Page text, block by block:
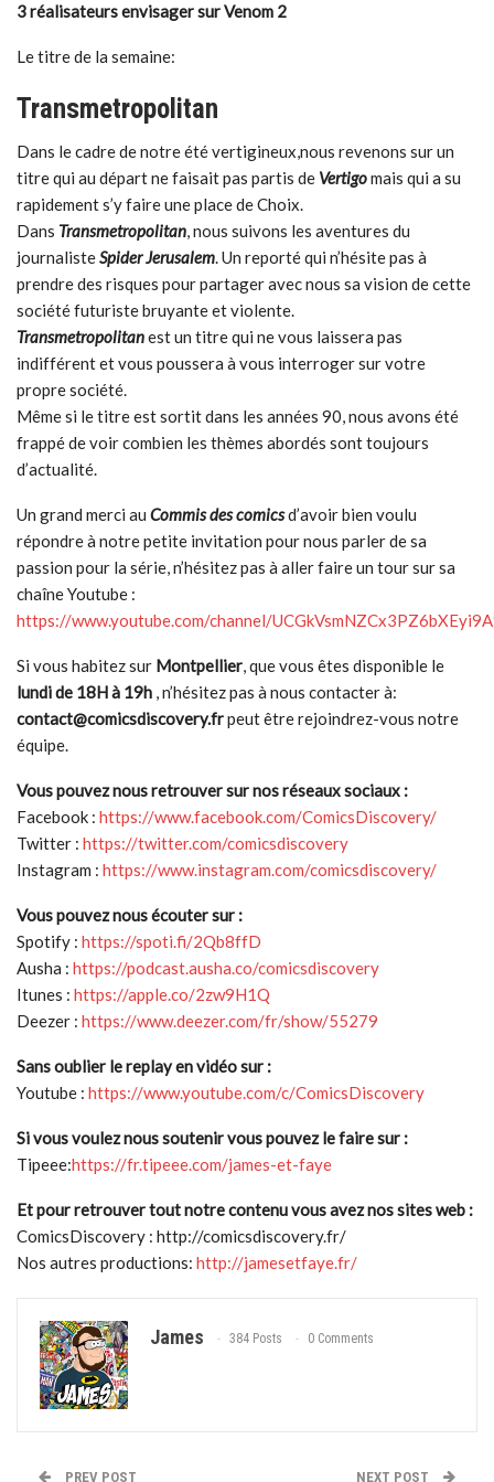
3 réalisateurs envisager sur Venom 2
Le titre de la semaine:
Transmetropolitan
Dans le cadre de notre été vertigineux,nous revenons sur un
titre qui au départ ne faisait pas partis de Vertigomais qui a su
rapidement s’y faire une place de Choix.
Dans Transmetropolitan, nous suivons les aventures du
journalisteSpider Jerusalem. Un reporté qui n’hésite pas à
prendre des risques pour partager avec nous sa vision de cette
société futuriste bruyante et violente.
Transmetropolitanest un titre qui ne vous laissera pas
indifférent et vous poussera à vous interroger sur votre
propre société.
Même si le titre est sortit dans les années 90, nous avons été
frappé de voir combien les thèmes abordés sont toujours
d’actualité.
Un grand merci au Commis des comicsd’avoir bien voulu
répondre à notre petite invitation pour nous parler de sa
passion pour la série, n’hésitez pas à aller faire un tour sur sa
chaîne Youtube :
https://www.youtube.com/channel/
Si vous habitez sur Montpellier, que vous êtes disponible le
lundi de 18H à 19h , n’hésitez pas à nous contacter à:
contact@comicsdiscovery.frpeut être rejoindrez-vous notre
équipe.
Vous pouvez nous retrouver sur nos réseaux sociaux :
Facebook : https://www.facebook.com/ComicsDiscovery/
Twitter : https://twitter.com/comicsdiscovery
Instagram : https://www.instagram.com/comicsdiscovery/
Vous pouvez nous écouter sur :
Spotify : https://spoti.fi/2Qb8ffD
Ausha : https://podcast.ausha.co/comicsdiscovery
Itunes : https://apple.co/2zw9H1Q
Deezer : https://www.deezer.com/fr/show/55279
Sans oublier le replay en vidéo sur :
Youtube : https://www.youtube.com/c/ComicsDiscovery
Si vous voulez nous soutenir vous pouvez le faire sur :
Tipeee:https://fr.tipeee.com/james-et-faye
Et pour retrouver tout notre contenu vous avez nos sites web :
ComicsDiscovery : http://comicsdiscovery.fr/
Nos autres productions: http://jamesetfaye.fr/
James 384 Posts 0 Comments
PREV POST NEXT POST